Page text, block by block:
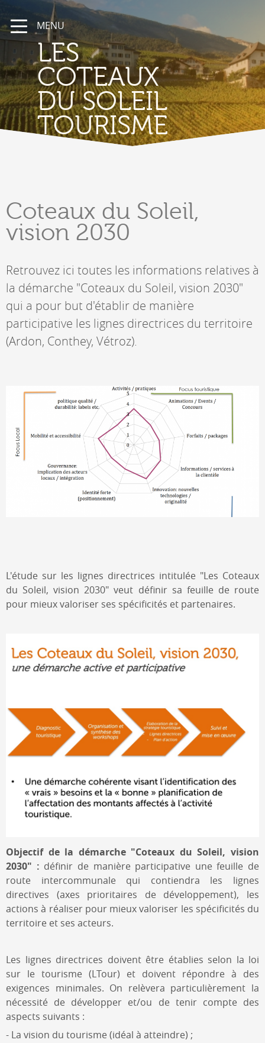
MENU
LES
COTEAUX
DU SOLEIL
TOURISME
Coteaux du Soleil,
vision 2030
Retrouvez ici toutes les informations relatives à
la démarche "Coteaux du Soleil, vision 2030"
qui a pour but d'établir de manière
participative les lignes directrices du territoire
(Ardon, Conthey, Vétroz).
L'étude sur les lignes directrices intitulée "Les Coteaux
du Soleil, vision 2030" veut définir sa feuille de route
pour mieux valoriser ses spécificités et partenaires.
Objectif de la démarche "Coteaux du Soleil, vision
2030" : définir de manière participative une feuille de
route intercommunale qui contiendra les lignes
directives (axes prioritaires de développement), les
actions à réaliser pour mieux valoriser les spécificités du
territoire et ses acteurs.
Les lignes directrices doivent être établies selon la loi
sur le tourisme (LTour) et doivent répondre à des
exigences minimales. On relèvera particulièrement la
nécessité de développer et/ou de tenir compte des
aspects suivants :
- La vision du tourisme (idéal à atteindre) ;